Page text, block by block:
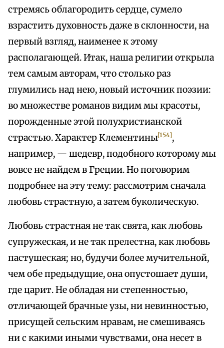
стремясь облагородить сердце, сумело
взрастить духовность даже в склонности, на
первый взгляд, наименее к этому
располагающей. Итак, наша религии открыла
тем самым авторам, что столько раз
глумились над нею, новый источник поэзии:
во множестве романов видим мы красоты,
порожденные этой полухристианской
страстью. Характер Клементины[154],
например, — шедевр, подобного которому мы
вовсе не найдем в Греции. Но поговорим
подробнее на эту тему: рассмотрим сначала
любовь страстную, а затем буколическую.
Любовь страстная не так свята, как любовь
супружеская, и не так прелестна, как любовь
пастушеская; но, будучи более мучительной,
чем обе предыдущие, она опустошает души,
где царит. Не обладая ни степенностью,
отличающей брачные узы, ни невинностью,
присущей сельским нравам, не смешиваясь
ни с какими иными чувствами, она несет в